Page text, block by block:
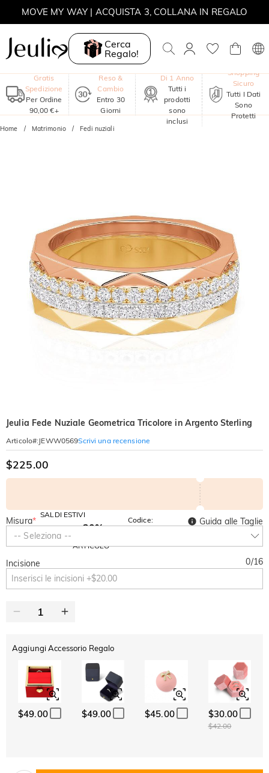
MOVE MY WAY | ACQUISTA 3, COLLANA IN REGALO
Cerca
Regalo!
Gratis
Spedizione
Per Ordine
90,00 €+
Reso &
Cambio
Entro 30
Giorni
Di 1 Anno
Tutti i
prodotti
sono
inclusi
Shopping
Sicuro
Tutti I Dati
Sono
Protetti
Home Matrimonio Fedi nuziali
Jeulia Fede Nuziale Geometrica Tricolore in Argento Sterling
Articolo#: JEWW0569Scrivi una recensione
$225.00
SALDI ESTIVI
-10%
SU TUTTO
-30%
ARTICOLO
Codice:
SUMMER
Misura*
-- Seleziona --
Guida alle Taglie
Incisione 0/16
Aggiungi Accessorio Regalo
$49.00 $49.00 $45.00 $30.00
$42.00